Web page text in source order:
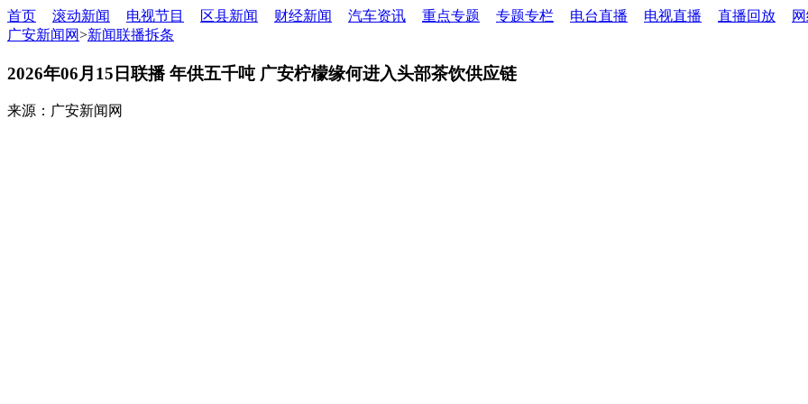
首页 滚动新闻 电视节目 区县新闻 财经新闻 汽车资讯 重点专题 专题专栏 电台直播 电视直播 直播回放
广安新闻网>新闻联播拆条
2026年06月15日联播 年供五千吨 广安柠檬缘何进入头部茶饮供应链
来源：广安新闻网